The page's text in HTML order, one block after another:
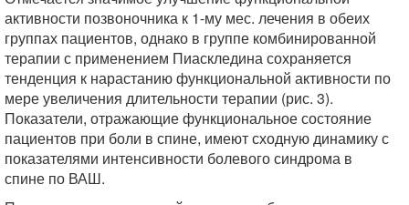
активности позвоночника к 1-му мес. лечения в обеих
группах пациентов, однако в группе комбинированной
терапии с применением Пиаскледина сохраняется
тенденция к нарастанию функциональной активности по
мере увеличения длительности терапии (рис. 3).
Показатели, отражающие функциональное состояние
пациентов при боли в спине, имеют сходную динамику с
показателями интенсивности болевого синдрома в
спине по ВАШ.